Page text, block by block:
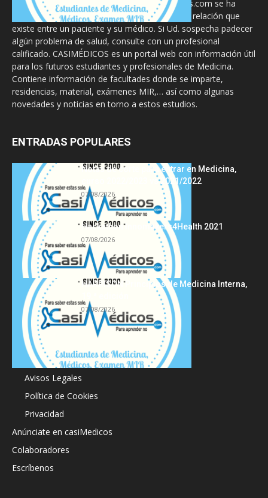
La información proporcionada en CasiMedicos.com se ha
diseñado para complementar, no substituir, la relación que
existe entre un paciente y su médico. Si Ud. sospecha padecer
algún problema de salud, consulte con un profesional
calificado. CASIMÉDICOS es un portal web con información útil
para los futuros estudiantes y profesionales de Medicina.
Contiene información de facultades donde se imparte,
residencias, material, exámenes MIR,… así como algunas
novedades y noticias en torno a estos estudios.
ENTRADAS POPULARES
Notas de corte para entrar en Medicina,
curso 2022/2023 vs 2021/2022
07/08/2026
Hackathon Innomakers4Health 2021
07/08/2026
HARRISON Principios de Medicina Interna,
07/08/2026
Acerca de
Avisos Legales
Política de Cookies
Privacidad
Anúnciate en casiMedicos
Colaboradores
Escríbenos